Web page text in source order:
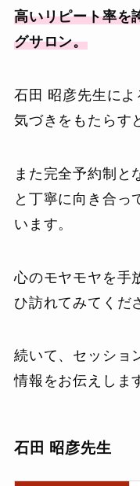
高いリピート率を
グサロン。
石田 昭彦先生によ
気づきをもたらす
また完全予約制と
と丁寧に向き合っ
います。
心のモヤモヤを手
ひ訪れてみてくだ
続いて、セッショ
情報をお伝えしま
石田 昭彦先生